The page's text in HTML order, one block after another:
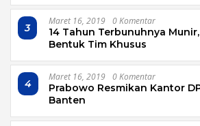
3
Maret 16, 2019 0 Komentar
14 Tahun Terbunuhnya
Bentuk Tim Khusus
4
Maret 16, 2019 0 Komentar
Prabowo Resmikan Kantor
Banten